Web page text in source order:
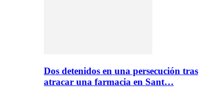
Dos detenidos en una persecución tras
atracar una farmacia en Sant…